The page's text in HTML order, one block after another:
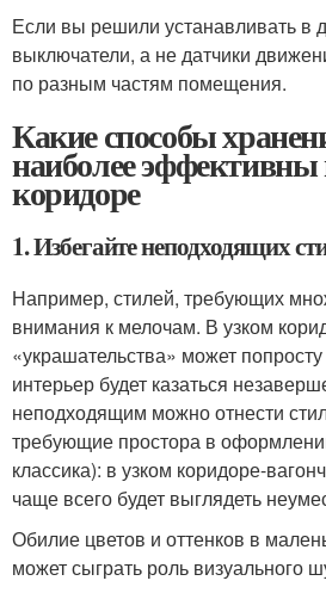
Если вы решили устанавливать в
выключатели, а не датчики
по разным частям помещения.
Какие способы
наиболее эффективны
коридоре
1. Избегайте неподходящих
Например, стилей, требующих
внимания к мелочам. В узком
«украшательства» может
интерьер будет казаться
неподходящим можно отнести
требующие простора в
классика): в узком коридоре-
чаще всего будет выглядеть
Обилие цветов и оттенков в
может сыграть роль визуального